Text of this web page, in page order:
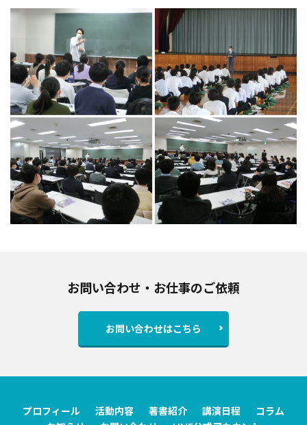
お問い合わせ・お仕事のご依頼
お問い合わせはこちら
プロフィール 活動内容 著書紹介 講演日程
コラム